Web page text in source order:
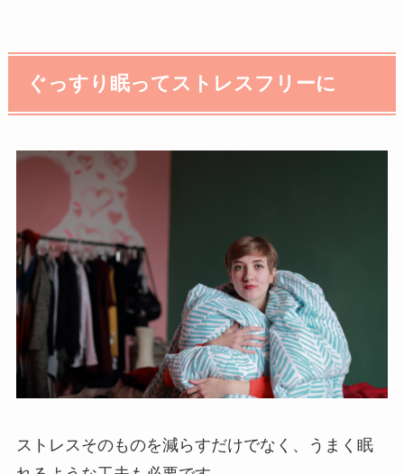
ぐっすり眠ってストレスフリーに
ストレスそのものを減らすだけでなく、うまく眠